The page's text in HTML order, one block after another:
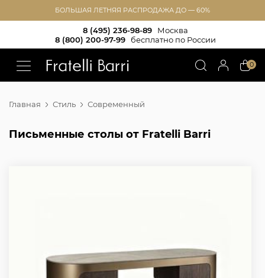
БОЛЬШАЯ ЛЕТНЯЯ РАСПРОДАЖА ДО — 60%
8 (495) 236-98-89
Москва
8 (800) 200-97-99
бесплатно по России
0
Главная Стиль Современный
Письменные столы от Fratelli Barri